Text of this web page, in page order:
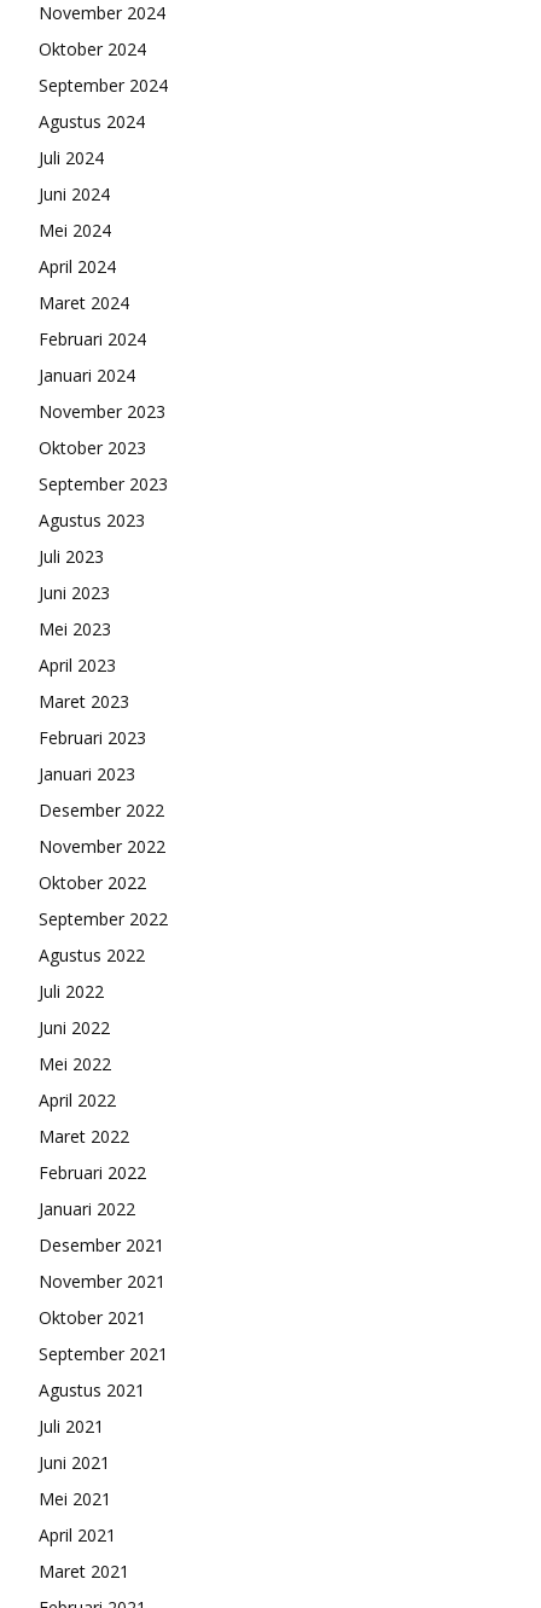
November 2024
Oktober 2024
September 2024
Agustus 2024
Juli 2024
Juni 2024
Mei 2024
April 2024
Maret 2024
Februari 2024
Januari 2024
November 2023
Oktober 2023
September 2023
Agustus 2023
Juli 2023
Juni 2023
Mei 2023
April 2023
Maret 2023
Februari 2023
Januari 2023
Desember 2022
November 2022
Oktober 2022
September 2022
Agustus 2022
Juli 2022
Juni 2022
Mei 2022
April 2022
Maret 2022
Februari 2022
Januari 2022
Desember 2021
November 2021
Oktober 2021
September 2021
Agustus 2021
Juli 2021
Juni 2021
Mei 2021
April 2021
Maret 2021